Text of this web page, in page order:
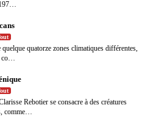
…
quatorze zones climatiques différentes,
…
Rebotier se consacre à des créatures
comme…